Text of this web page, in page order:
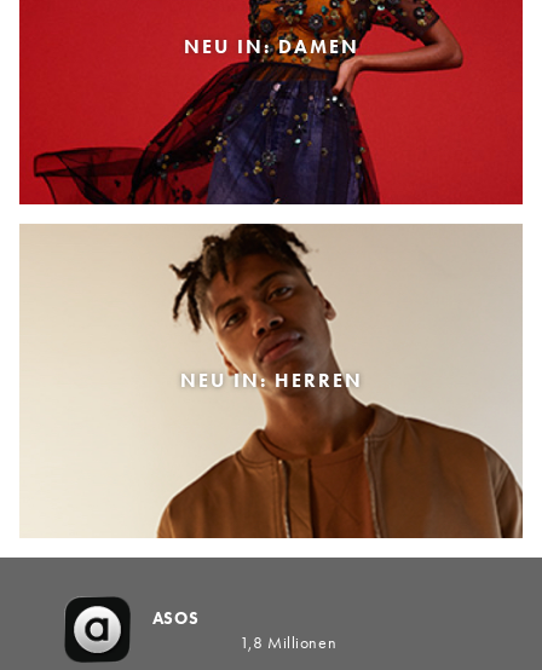
NEU IN: DAMEN
NEU IN: HERREN
ASOS
1,8 Millionen